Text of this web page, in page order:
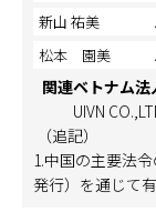
新山 祐美
松本 園美
関連ベトナム法
UIVN
（追記）
1.中国の主要法
発行）を通じて